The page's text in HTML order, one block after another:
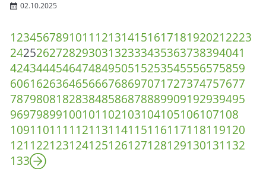
02.10.2025
1234567891011 121314151617181920212223
242526272829303132333435363738394041
424344454647484950515253545556575859
606162636465666768697071727374757677
787980818283848586878889909192939495
96979899100101 102103104105106107108
109110111 112113114115116117118119120
121 122123124125126127128129130131 132
133